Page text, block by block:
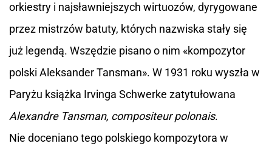
orkiestry i najsławniejszych wirtuozów, dyrygowane
przez mistrzów batuty, których nazwiska stały się
już legendą. Wszędzie pisano o nim «kompozytor
polski Aleksander Tansman». W 1931 roku wyszła w
Paryżu książka Irvinga Schwerke zatytułowana
Alexandre Tansman, compositeur polonais.
Nie doceniano tego polskiego kompozytora w